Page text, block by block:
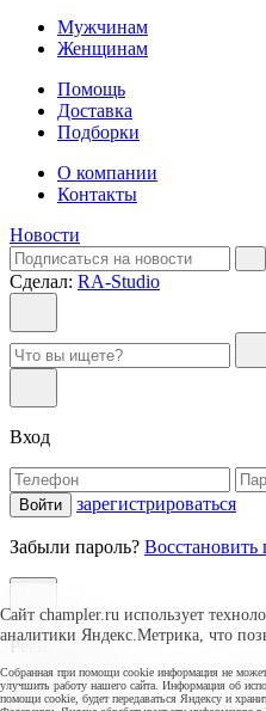
Мужчинам
Женщинам
Помощь
Доставка
Подборки
О компании
Контакты
Новости
Сделал: RA-Studio
Вход
Войти зарегистрироваться
Забыли пароль? Восстановить
Регистрация
Сайт champler.ru использует
аналитики Яндекс.Метрика, что
Собранная при помощи cookie информация не
улучшить работу нашего сайта. Информация об
помощи cookie, будет передаваться Яндексу и